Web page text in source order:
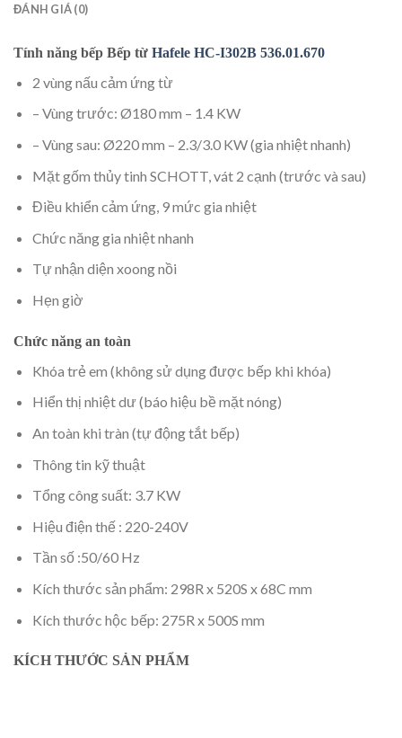
ĐÁNH GIÁ (0)
Tính năng bếp Bếp từ Hafele HC-I302B 536.01.670
2 vùng nấu cảm ứng từ
– Vùng trước: Ø180 mm – 1.4 KW
– Vùng sau: Ø220 mm – 2.3/3.0 KW (gia nhiệt nhanh)
Mặt gốm thủy tinh SCHOTT, vát 2 cạnh (trước và sau)
Điều khiển cảm ứng, 9 mức gia nhiệt
Chức năng gia nhiệt nhanh
Tự nhận diện xoong nồi
Hẹn giờ
Chức năng an toàn
Khóa trẻ em (không sử dụng được bếp khi khóa)
Hiển thị nhiệt dư (báo hiệu bề mặt nóng)
An toàn khi tràn (tự động tắt bếp)
Thông tin kỹ thuật
Tổng công suất: 3.7 KW
Hiệu điện thế : 220-240V
Tần số :50/60 Hz
Kích thước sản phẩm: 298R x 520S x 68C mm
Kích thước hộc bếp: 275R x 500S mm
KÍCH THƯỚC SẢN PHẨM